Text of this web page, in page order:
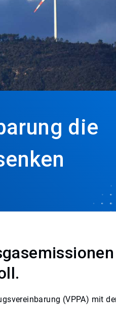
die
(VPPA) mit